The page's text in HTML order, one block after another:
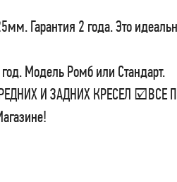
Гарантия 2 года. Это
Модель Ромб или Стандарт.
И ЗАДНИХ КРЕСЕЛ